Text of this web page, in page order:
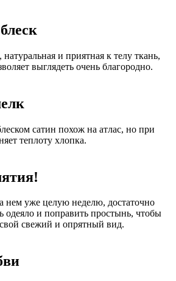
и приятная к телу ткань,
выглядеть очень благородно.
сатин похож на атлас, но при
теплоту хлопка.
нем уже целую неделю, достаточно
одеяло и поправить простынь, чтобы
свежий и опрятный вид.